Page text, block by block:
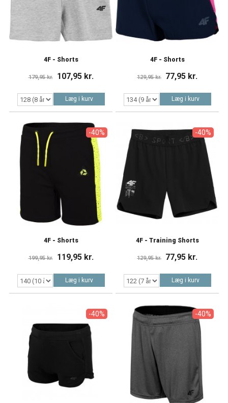
4F - Shorts
179,95 kr. 107,95 kr.
Læg i kurv
4F - Shorts
129,95 kr. 77,95 kr.
Læg i kurv
-40%
4F - Shorts
199,95 kr. 119,95 kr.
Læg i kurv
-40%
4F - Training Shorts
129,95 kr. 77,95 kr.
Læg i kurv
-40% -40%